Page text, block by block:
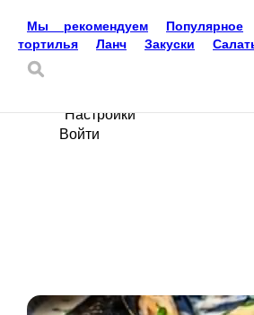
Доставка еды
Златоуст
8-951-785-33-32
ru
Настройки
Мы рекомендуем Популярное
тортилья
Ланч Закуски Салаты